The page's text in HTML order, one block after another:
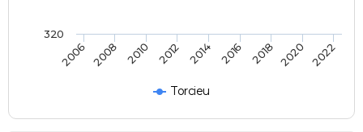
Torcieu
2006 2008 2010 2012 2014 2016 2018 2020 2022
320